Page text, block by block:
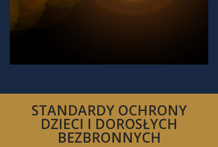
STANDARDY OCHRONY
DZIECI I DOROSŁYCH
BEZBRONNYCH